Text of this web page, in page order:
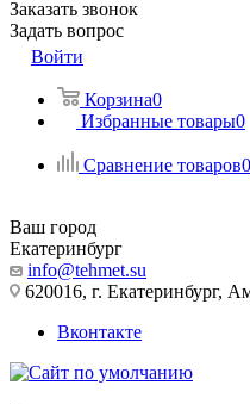
Заказать звонок
Задать вопрос
Войти
Корзина0
Избранные товары0
Сравнение товаров0
Ваш город
Екатеринбург
info@tehmet.su
620016, г. Екатеринбург,
Вконтакте